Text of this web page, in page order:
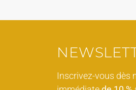
Inscrivez-vous dès